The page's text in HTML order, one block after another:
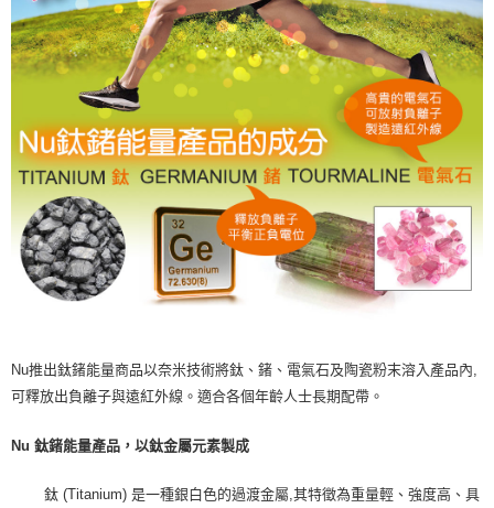
Nu推出鈦鍺能量商品以奈米技術將鈦、鍺、電氣石及陶瓷粉末溶入產品內,
可釋放出負離子與遠紅外線。適合各個年齡人士長期配帶。
Nu 鈦鍺能量產品，以鈦金屬元素製成
鈦 (Titanium) 是一種銀白色的過渡金屬,其特徵為重量輕、強度高、具